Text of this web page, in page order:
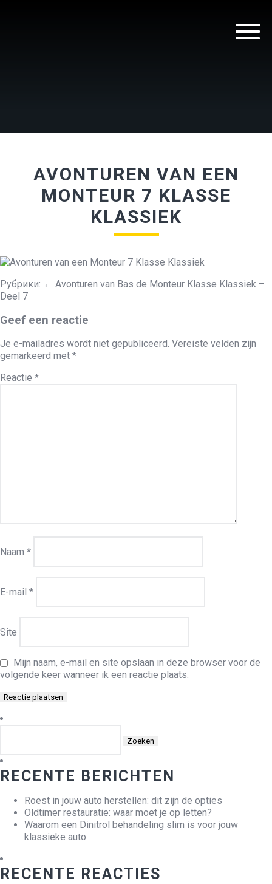
AVONTUREN VAN EEN
MONTEUR 7 KLASSE
KLASSIEK
Рубрики: ← Avonturen van Bas de Monteur Klasse Klassiek –
Deel 7
Geef een reactie
Je e-mailadres wordt niet gepubliceerd. Vereiste velden zijn
gemarkeerd met *
Reactie *
Naam *
E-mail *
Site
Mijn naam, e-mail en site opslaan in deze browser voor de
volgende keer wanneer ik een reactie plaats.
RECENTE BERICHTEN
Roest in jouw auto herstellen: dit zijn de opties
Oldtimer restauratie: waar moet je op letten?
Waarom een Dinitrol behandeling slim is voor jouw
klassieke auto
RECENTE REACTIES